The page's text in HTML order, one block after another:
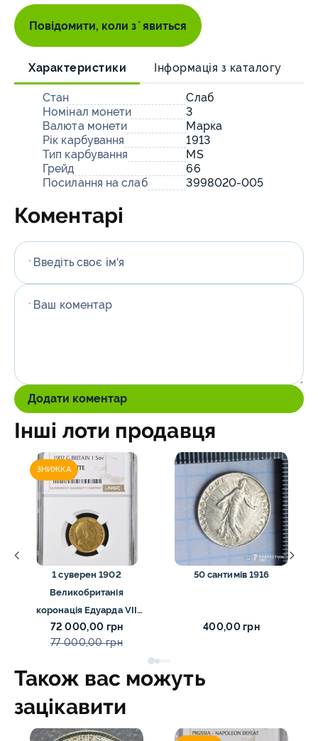
Повідомити, коли зʼявиться
Характеристики Інформація з каталогу
Стан
Слаб
Номінал монети
3
Валюта монети
Марка
Рік карбування
1913
Тип карбування
MS
Грейд
66
Посилання на слаб
3998020-005
Коментарі
* Введіть своє ім'я
* Ваш коментар
Додати коментар
Інші лоти продавця
ЗНИЖКА
1 суверен 1902
Великобританія
коронація Едуарда VII
NGC PF58 MATTE
72 000,00 грн
77 000,00 грн
50 сантимів 1916
400,00 грн
Також вас можуть
зацікавити